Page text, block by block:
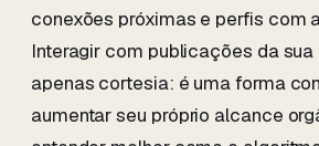
conexões próximas e perfis com
Interagir com publicações da sua
apenas cortesia: é uma forma
aumentar seu próprio alcance